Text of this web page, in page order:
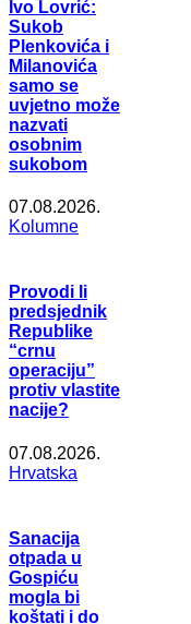
Ivo Lovrić:
Sukob
Plenkovića i
Milanovića
samo se
uvjetno može
nazvati
osobnim
sukobom
07.08.2026.
Kolumne
Provodi li
predsjednik
Republike
“crnu
operaciju”
protiv vlastite
nacije?
07.08.2026.
Hrvatska
Sanacija
otpada u
Gospiću
mogla bi
koštati i do